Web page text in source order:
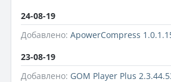
24-08-19
Добавлено: ApowerCompress
23-08-19
Добавлено: GOM Player Plus